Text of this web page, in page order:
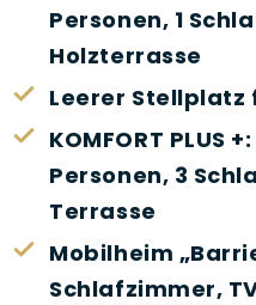
Personen, 1
Holzterrasse
Leerer Stellplatz
KOMFORT PLUS
Personen, 3
Terrasse
Mobilheim
Schlafzimmer,